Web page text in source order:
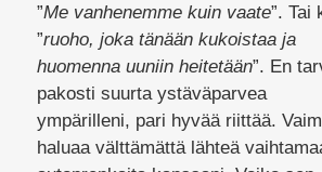
”Me vanhenemme kuin vaate”. Tai
”ruoho, joka tänään kukoistaa ja
huomenna uuniin heitetään”. En
pakosti suurta ystäväparvea
ympärilleni, pari hyvää riittää.
haluaa välttämättä lähteä